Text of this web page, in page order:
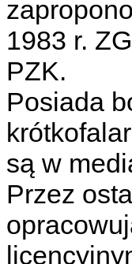
1983 r.
PZK.
Posiada
są w
Przez